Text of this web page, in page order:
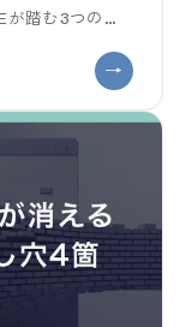
が踏む3つの罠